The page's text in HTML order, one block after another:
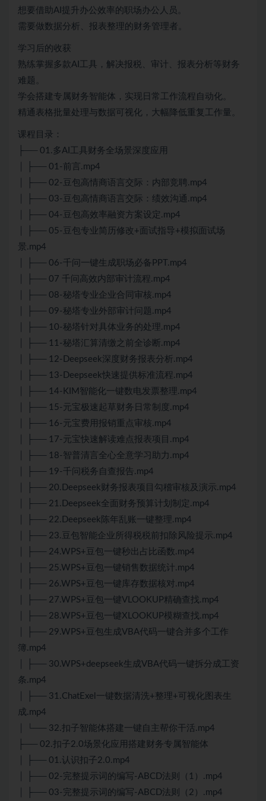
想要借助AI提升办公效率的职场办公人员。
需要做数据分析、报表整理的财务管理者。
学习后的收获
熟练掌握多款AI工具，解决报税、审计、报表分析等财务
难题。
学会搭建专属财务智能体，实现日常工作流程自动化。
精通表格批量处理与数据可视化，大幅降低重复工作量。
课程目录：
├── 01.多AI工具财务全场景深度应用
│ ├── 01-前言.mp4
│ ├── 02-豆包高情商语言交际：内部竞聘.mp4
│ ├── 03-豆包高情商语言交际：绩效沟通.mp4
│ ├── 04-豆包高效率融资方案设定.mp4
│ ├── 05-豆包专业简历修改+面试指导+模拟面试场
景.mp4
│ ├── 06-千问一键生成职场必备PPT.mp4
│ ├── 07 千问高效内部审计流程.mp4
│ ├── 08-秘塔专业企业合同审核.mp4
│ ├── 09-秘塔专业外部审计问题.mp4
│ ├── 10-秘塔针对具体业务的处理.mp4
│ ├── 11-秘塔汇算清缴之前全诊断.mp4
│ ├── 12-Deepseek深度财务报表分析.mp4
│ ├── 13-Deepseek快速提供标准流程.mp4
│ ├── 14-KIM智能化一键数电发票整理.mp4
│ ├── 15-元宝极速起草财务日常制度.mp4
│ ├── 16-元宝费用报销重点审核.mp4
│ ├── 17-元宝快速解读难点报表项目.mp4
│ ├── 18-智普清言全心全意学习助力.mp4
│ ├── 19-千问税务自查报告.mp4
│ ├── 20.Deepseek财务报表项目勾稽审核及演示.mp4
│ ├── 21.Deepseek全面财务预算计划制定.mp4
│ ├── 22.Deepseek陈年乱账一键整理.mp4
│ ├── 23.豆包智能企业所得税税前扣除风险提示.mp4
│ ├── 24.WPS+豆包一键秒出占比函数.mp4
│ ├── 25.WPS+豆包一键销售数据统计.mp4
│ ├── 26.WPS+豆包一键库存数据核对.mp4
│ ├── 27.WPS+豆包一键VLOOKUP精确查找.mp4
│ ├── 28.WPS+豆包一键XLOOKUP模糊查找.mp4
│ ├── 29.WPS+豆包生成VBA代码一键合并多个工作
簿.mp4
│ ├── 30.WPS+deepseek生成VBA代码一键拆分成工资
条.mp4
│ ├── 31.ChatExel一键数据清洗+整理+可视化图表生
成.mp4
│ └── 32.扣子智能体搭建一键自主帮你干活.mp4
├── 02.扣子2.0场景化应用搭建财务专属智能体
│ ├── 01.认识扣子2.0.mp4
│ ├── 02-完整提示词的编写-ABCD法则（1）.mp4
│ ├── 03-完整提示词的编写-ABCD法则（2）.mp4